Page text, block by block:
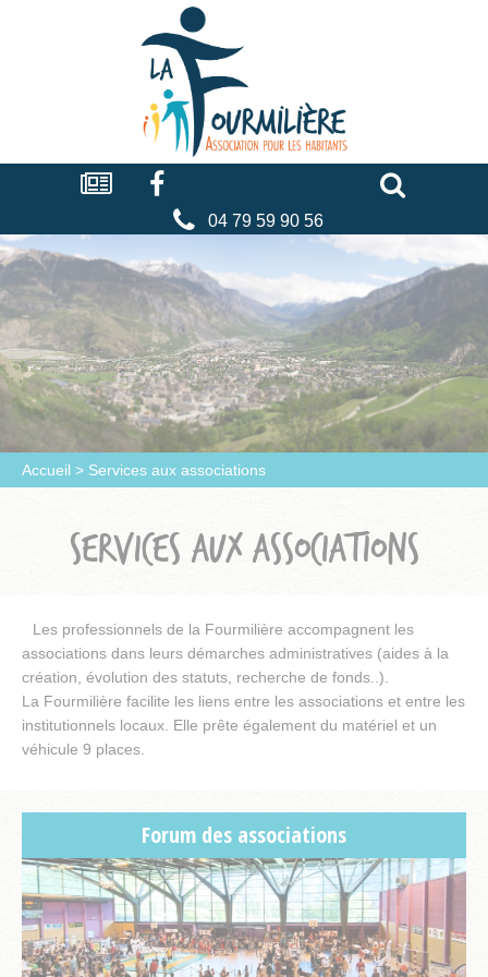
La
fourmilière
Actualités Facebook
04 79 59 90 56
Accueil > Services aux associations
SERVICES AUX ASSOCIATIONS
Les professionnels de la Fourmilière accompagnent les
associations dans leurs démarches administratives (aides à la
création, évolution des statuts, recherche de fonds..).
La Fourmilière facilite les liens entre les associations et entre les
institutionnels locaux. Elle prête également du matériel et un
véhicule 9 places.
Forum des associations
Cookies management panel